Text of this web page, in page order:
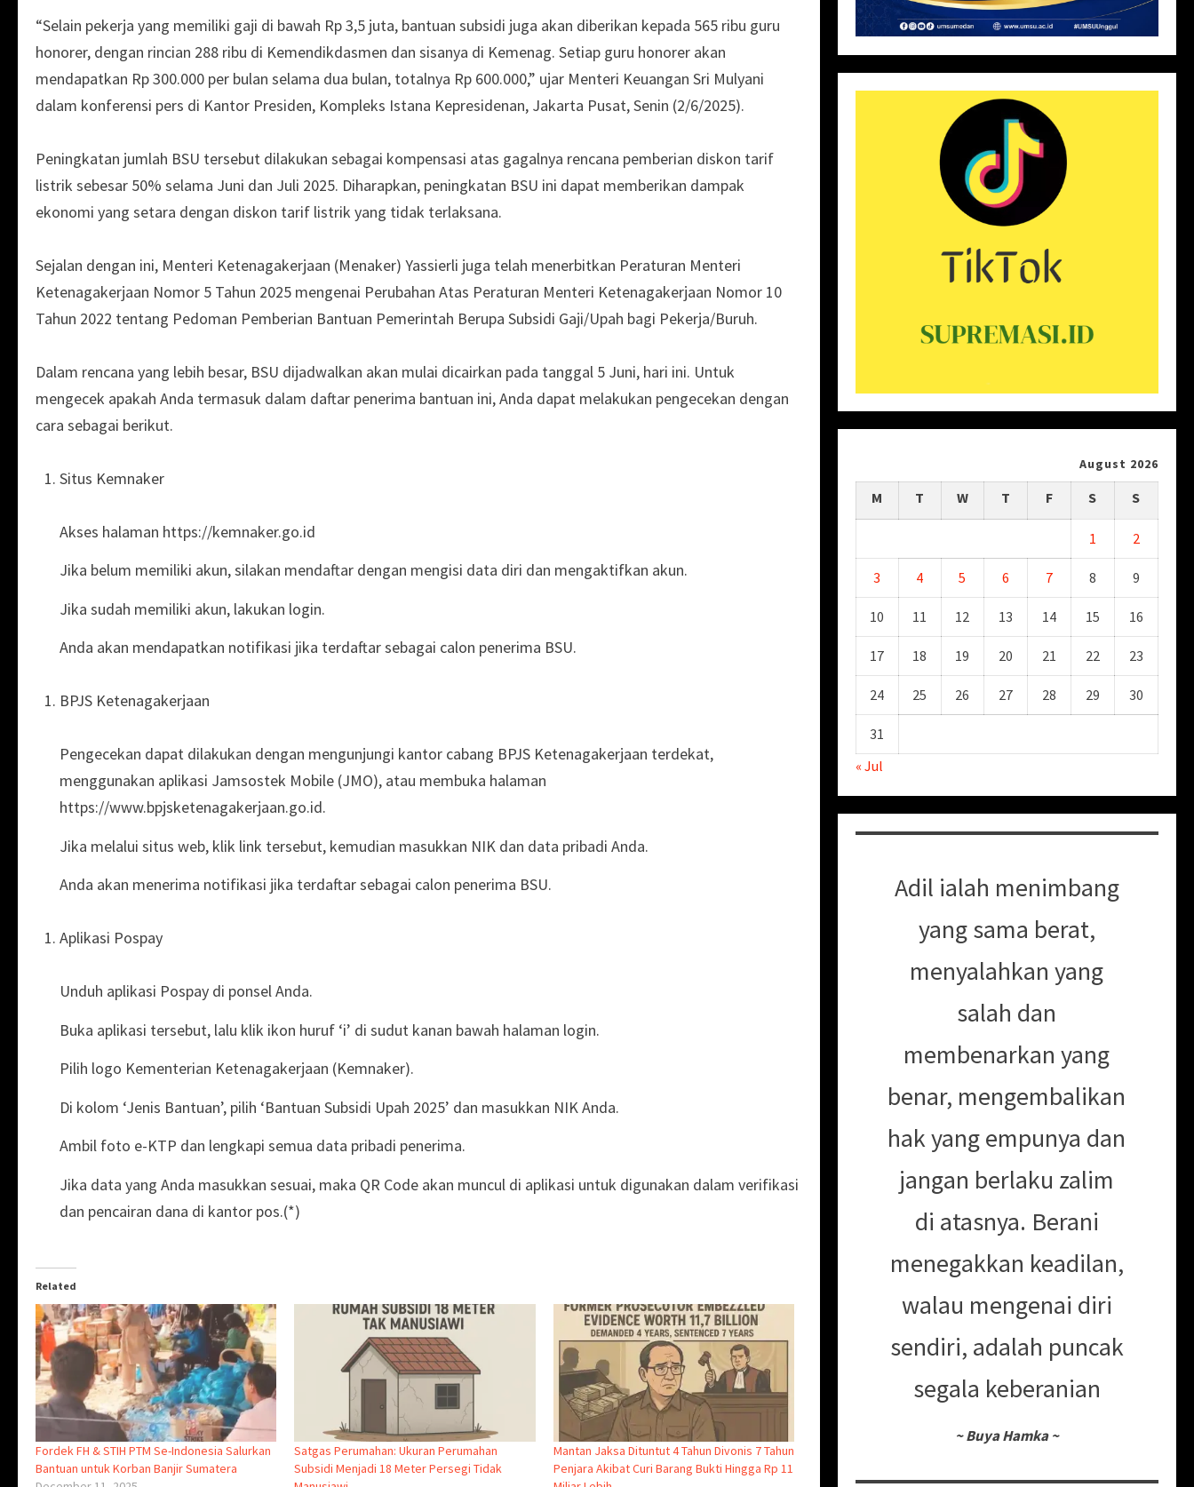
“Selain pekerja yang memiliki gaji di bawah Rp 3,5 juta, bantuan subsidi juga akan diberikan kepada 565 ribu guru
honorer, dengan rincian 288 ribu di Kemendikdasmen dan sisanya di Kemenag. Setiap guru honorer akan
mendapatkan Rp 300.000 per bulan selama dua bulan, totalnya Rp 600.000,” ujar Menteri Keuangan Sri Mulyani
dalam konferensi pers di Kantor Presiden, Kompleks Istana Kepresidenan, Jakarta Pusat, Senin (2/6/2025).
Peningkatan jumlah BSU tersebut dilakukan sebagai kompensasi atas gagalnya rencana pemberian diskon tarif
listrik sebesar 50% selama Juni dan Juli 2025. Diharapkan, peningkatan BSU ini dapat memberikan dampak
ekonomi yang setara dengan diskon tarif listrik yang tidak terlaksana.
Sejalan dengan ini, Menteri Ketenagakerjaan (Menaker) Yassierli juga telah menerbitkan Peraturan Menteri
Ketenagakerjaan Nomor 5 Tahun 2025 mengenai Perubahan Atas Peraturan Menteri Ketenagakerjaan Nomor 10
Tahun 2022 tentang Pedoman Pemberian Bantuan Pemerintah Berupa Subsidi Gaji/Upah bagi Pekerja/Buruh.
Dalam rencana yang lebih besar, BSU dijadwalkan akan mulai dicairkan pada tanggal 5 Juni, hari ini. Untuk
mengecek apakah Anda termasuk dalam daftar penerima bantuan ini, Anda dapat melakukan pengecekan dengan
cara sebagai berikut.
Situs Kemnaker
Akses halaman https://kemnaker.go.id
Jika belum memiliki akun, silakan mendaftar dengan mengisi data diri dan mengaktifkan akun.
Jika sudah memiliki akun, lakukan login.
Anda akan mendapatkan notifikasi jika terdaftar sebagai calon penerima BSU.
BPJS Ketenagakerjaan
Pengecekan dapat dilakukan dengan mengunjungi kantor cabang BPJS Ketenagakerjaan terdekat,
menggunakan aplikasi Jamsostek Mobile (JMO), atau membuka halaman
https://www.bpjsketenagakerjaan.go.id.
Jika melalui situs web, klik link tersebut, kemudian masukkan NIK dan data pribadi Anda.
Anda akan menerima notifikasi jika terdaftar sebagai calon penerima BSU.
Aplikasi Pospay
Unduh aplikasi Pospay di ponsel Anda.
Buka aplikasi tersebut, lalu klik ikon huruf ‘i’ di sudut kanan bawah halaman login.
Pilih logo Kementerian Ketenagakerjaan (Kemnaker).
Di kolom ‘Jenis Bantuan’, pilih ‘Bantuan Subsidi Upah 2025’ dan masukkan NIK Anda.
Ambil foto e-KTP dan lengkapi semua data pribadi penerima.
Jika data yang Anda masukkan sesuai, maka QR Code akan muncul di aplikasi untuk digunakan dalam verifikasi
dan pencairan dana di kantor pos.(*)
Related
Fordek FH & STIH PTM Se-Indonesia Salurkan
Bantuan untuk Korban Banjir Sumatera
Satgas Perumahan: Ukuran Perumahan
Subsidi Menjadi 18 Meter Persegi Tidak
Mantan Jaksa Dituntut 4 Tahun Divonis 7 Tahun
Penjara Akibat Curi Barang Bukti Hingga Rp 11
August 2026
M T W T F S S
1 2
3 4 5 6 7 8 9
10 11 12 13 14 15 16
17 18 19 20 21 22 23
24 25 26 27 28 29 30
31
« Jul
Adil ialah menimbang
yang sama berat,
menyalahkan yang
salah dan
membenarkan yang
benar, mengembalikan
hak yang empunya dan
jangan berlaku zalim
di atasnya. Berani
menegakkan keadilan,
walau mengenai diri
sendiri, adalah puncak
segala keberanian
~Buya Hamka ~